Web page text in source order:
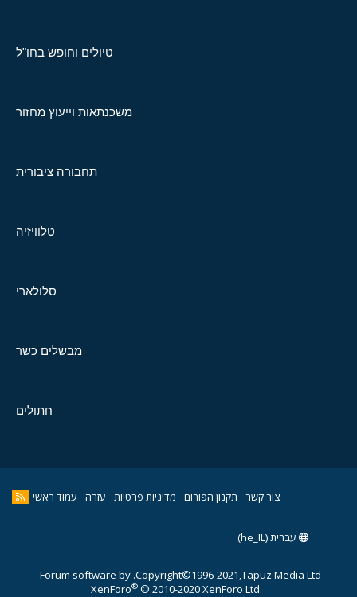
טיולים וחופש בחו"ל
משכנתאות וייעוץ מחזור
תחבורה ציבורית
טלוויזיה
סלולארי
מבשלים כשר
חתולים
צור קשר תקנון הפורום מדיניות פרטיות עזרה עמוד ראשי
עברית (he_IL)
Copyright©1996-2021,Tapuz Media Ltd.
Forum software by
XenForo® © 2010-2020 XenForo Ltd.